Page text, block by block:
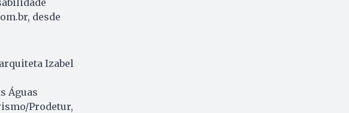
desde
Izabel
Águas
Prodetur,